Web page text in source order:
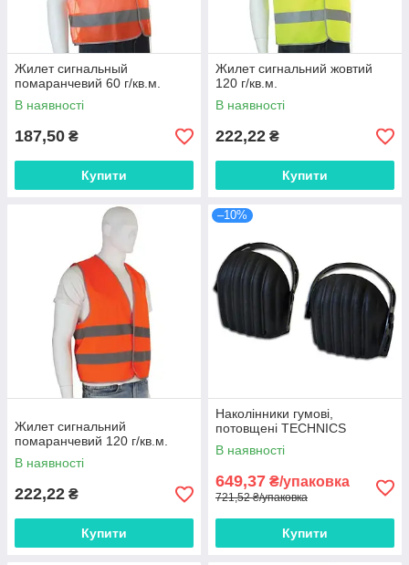
Жилет сигнальный
помаранчевий 60 г/кв.м.
В наявності
187,50 ₴
Купити
Жилет сигнальний жовтий
120 г/кв.м.
В наявності
222,22 ₴
Купити
Жилет сигнальний
помаранчевий 120 г/кв.м.
В наявності
222,22 ₴
Купити
–10%
Наколінники гумові,
потовщені TECHNICS
В наявності
649,37 ₴/упаковка
721,52 ₴/упаковка
Купити